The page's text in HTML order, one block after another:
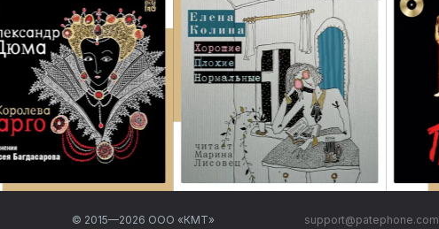
© 2015—2026 ООО «КМТ» support@patephone.com